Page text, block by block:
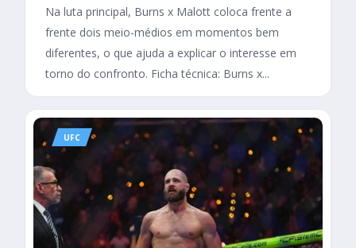
Na luta principal, Burns x Malott coloca frente a
frente dois meio-médios em momentos bem
diferentes, o que ajuda a explicar o interesse em
torno do confronto. Ficha técnica: Burns x...
UFC